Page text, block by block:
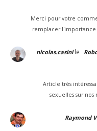
Merci pour votre
remplacer
nicolas.casinile
Article très
sexuelles sur nos
Raymond